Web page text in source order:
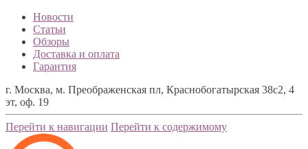
Новости
Статьи
Обзоры
Доставка и оплата
Гарантия
г. Москва, м. Преображенская пл, Краснобогатырская 38с2, 4
эт, оф. 19
Перейти к навигации Перейти к содержимому